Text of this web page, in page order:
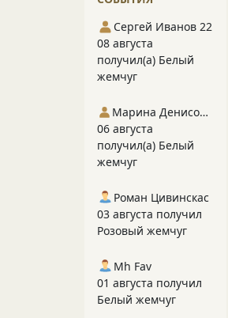
Сергей Иванов 22
08 августа
получил(а) Белый
жемчуг
Марина Денисова 5
06 августа
получил(а) Белый
жемчуг
Роман Цивинскас
03 августа получил
Розовый жемчуг
Mh Fav
01 августа получил
Белый жемчуг